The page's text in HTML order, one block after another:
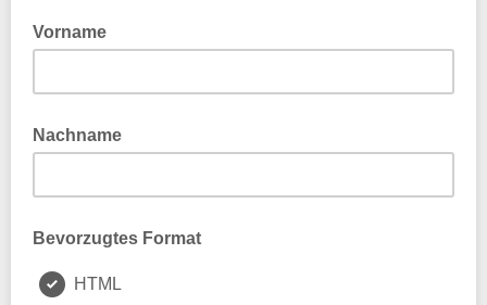
Vorname
Nachname
Bevorzugtes Format
HTML